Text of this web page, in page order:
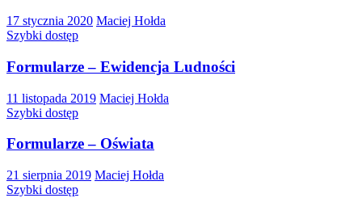
17 stycznia 2020 Maciej Hołda
Szybki dostęp
Formularze – Ewidencja Ludności
11 listopada 2019 Maciej Hołda
Szybki dostęp
Formularze – Oświata
21 sierpnia 2019 Maciej Hołda
Szybki dostęp